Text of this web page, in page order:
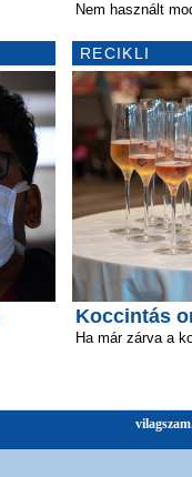
Nem használt
RECIKLI
Koccintás
Ha már zárva a